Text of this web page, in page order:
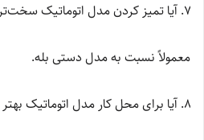
آیا تمیز کردن مدل اتوماتیک
معمولاً نسبت به مدل دستی بله.
آیا برای محل کار مدل اتوماتیک